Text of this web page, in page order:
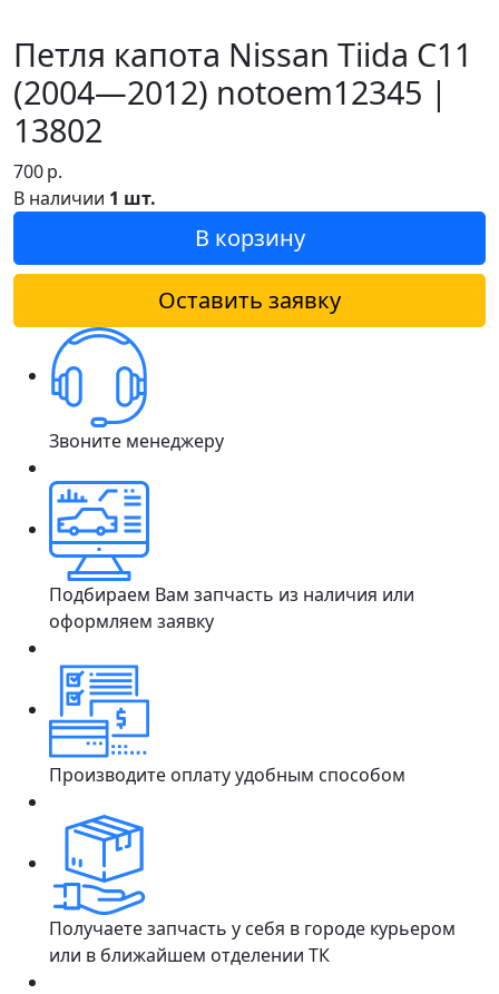
Петля капота Nissan Tiida C11
(2004—2012) notoem12345 |
13802
700р.
В наличии 1 шт.
В корзину
Оставить заявку
Звоните менеджеру
Подбираем Вам запчасть из наличия или
оформляем заявку
Производите оплату удобным способом
Получаете запчасть у себя в городе курьером
или в ближайшем отделении ТК